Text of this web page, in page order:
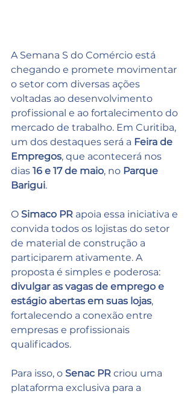
A Semana S do Comércio está
chegando e promete movimentar
o setor com diversas ações
voltadas ao desenvolvimento
profissional e ao fortalecimento do
mercado de trabalho. Em Curitiba,
um dos destaques será a Feira de
Empregos, que acontecerá nos
dias 16 e 17 de maio, no Parque
Barigui.
O Simaco PR apoia essa iniciativa e
convida todos os lojistas do setor
de material de construção a
participarem ativamente. A
proposta é simples e poderosa:
divulgar as vagas de emprego e
estágio abertas em suas lojas,
fortalecendo a conexão entre
empresas e profissionais
qualificados.
Para isso, o Senac PR criou uma
plataforma exclusiva para a